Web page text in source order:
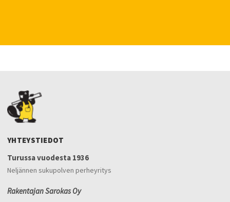
YHTEYSTIEDOT
Turussa vuodesta 1936
Neljännen sukupolven perheyritys
Rakentajan Sarokas Oy